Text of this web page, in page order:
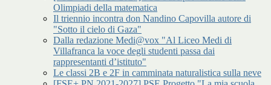
Olimpiadi della matematica
Il triennio incontra don Nandino Capovilla autore di
"Sotto il cielo di Gaza"
Dalla redazione Medi@vox "Al Liceo Medi di
Villafranca la voce degli studenti passa dai
rappresentanti d’istituto"
Le classi 2B e 2F in camminata naturalistica sulla neve